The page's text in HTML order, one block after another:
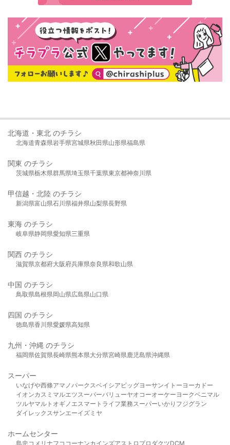
北海道・東北 のチラシ
北海道青森県岩手県宮城県秋田県山形県福島県
関東 のチラシ
茨城県栃木県群馬県埼玉県千葉県東京都神奈川県
甲信越・北陸 のチラシ
新潟県富山県石川県福井県山梨県長野県
東海 のチラシ
岐阜県静岡県愛知県三重県
関西 のチラシ
滋賀県京都府大阪府兵庫県奈良県和歌山県
中国 のチラシ
鳥取県島根県岡山県広島県山口県
四国 のチラシ
徳島県香川県愛媛県高知県
九州・沖縄 のチラシ
福岡県佐賀県長崎県熊本県大分県宮崎県鹿児島県沖縄県
スーパー
いなげや西條アマノパークスベイシア ビッグヨーサンイトーヨーカドー
イオンカスミ マルエツスーパーバリューヤオコーオーケー ヨークベニマル
ツルヤマルト オギノ エスマート ライフ業務スーパーいかり フジグラン
ダイレックスサンエーイズミヤ
ホームセンター
島忠 コメリ ナフコ コーナンカインズアストロプロダクツDCM